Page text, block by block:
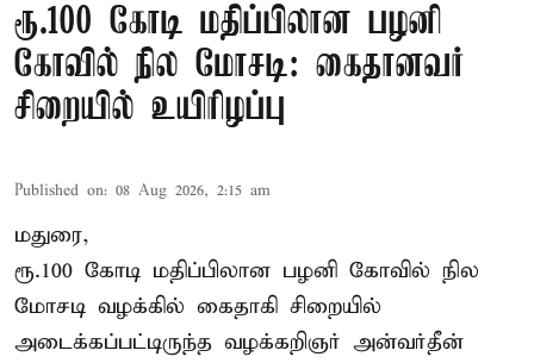
ரூ.100 கோடி மதிப்பிலான பழனி
கோவில் நில மோசடி: கைதானவர்
சிறையில் உயிரிழப்பு
Published on: 08 Aug 2026, 2:15 am
மதுரை,
ரூ.100 கோடி மதிப்பிலான பழனி கோவில் நில
மோசடி வழக்கில் கைதாகி சிறையில்
அடைக்கப்பட்டிருந்த வழக்கறிஞர் அன்வர்தீன்